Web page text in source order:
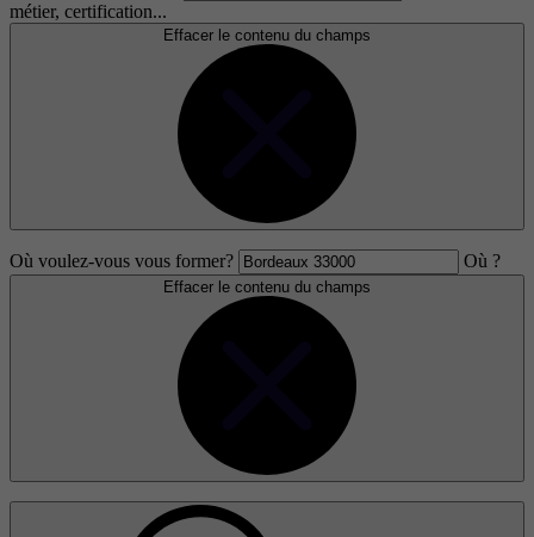
métier, certification...
Effacer le contenu du champs
Où voulez-vous vous former? Où ?
Effacer le contenu du champs